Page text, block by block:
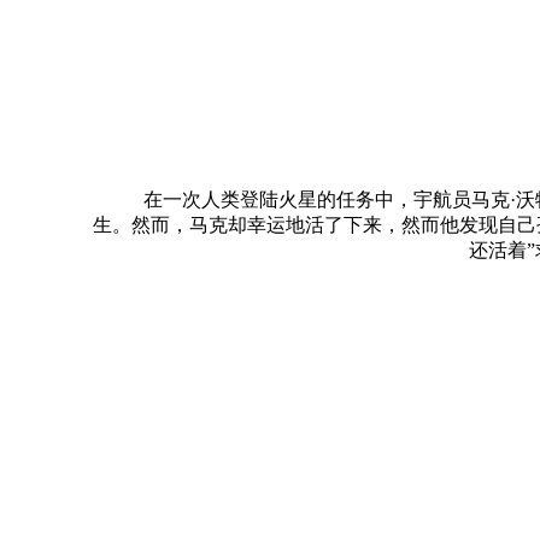
在一次人类登陆火星的任务中，宇航员马克·沃
生。然而，马克却幸运地活了下来，然而他发现自
还活着